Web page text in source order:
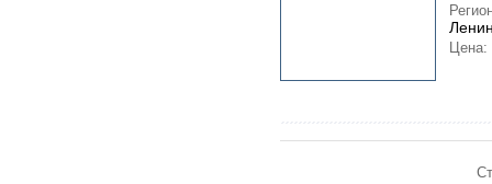
Цена: